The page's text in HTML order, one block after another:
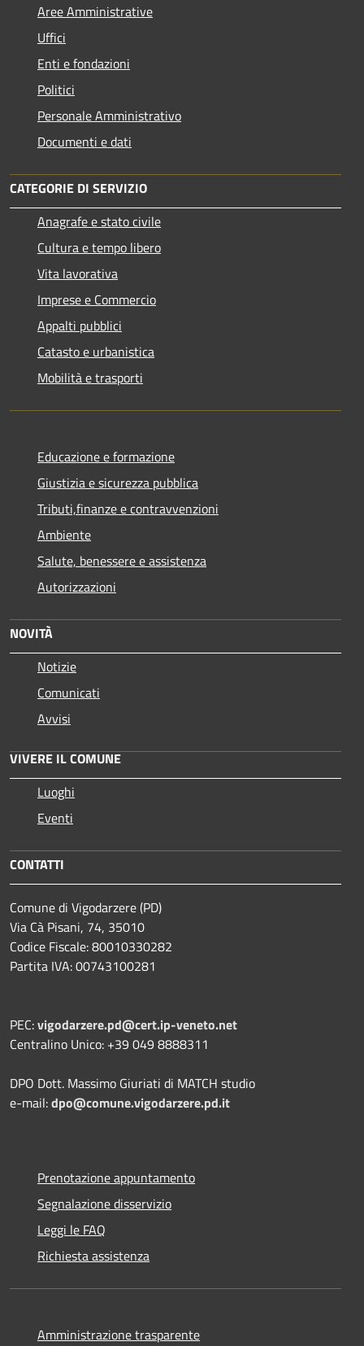
Aree Amministrative
Uffici
Enti e fondazioni
Politici
Personale Amministrativo
Documenti e dati
CATEGORIE DI SERVIZIO
Anagrafe e stato civile
Cultura e tempo libero
Vita lavorativa
Imprese e Commercio
Appalti pubblici
Catasto e urbanistica
Mobilità e trasporti
Educazione e formazione
Giustizia e sicurezza pubblica
Tributi,finanze e contravvenzioni
Ambiente
Salute, benessere e assistenza
Autorizzazioni
NOVITÀ
Notizie
Comunicati
Avvisi
VIVERE IL COMUNE
Luoghi
Eventi
CONTATTI
Comune di Vigodarzere (PD)
Via Cà Pisani, 74, 35010
Codice Fiscale: 80010330282
Partita IVA: 00743100281
PEC:vigodarzere.pd@cert.ip-veneto.net
Centralino Unico: +39 049 8888311
DPO Dott. Massimo Giuriati di MATCH studio
e-mail:dpo@comune.vigodarzere.pd.it
Prenotazione appuntamento
Segnalazione disservizio
Leggi le FAQ
Richiesta assistenza
Amministrazione trasparente